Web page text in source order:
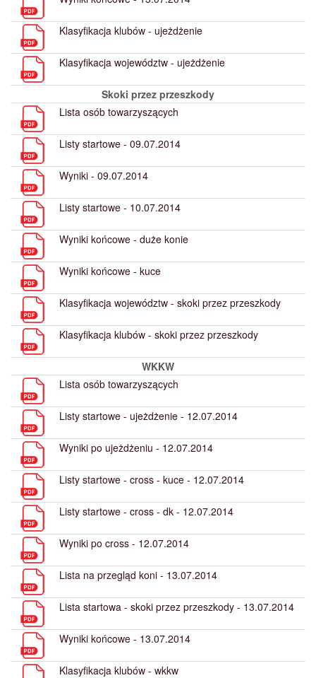
Klasyfikacja klubów - ujeżdżenie
Klasyfikacja województw - ujeżdżenie
Skoki przez przeszkody
Lista osób towarzyszących
Listy startowe - 09.07.2014
Wyniki - 09.07.2014
Listy startowe - 10.07.2014
Wyniki końcowe - duże konie
Wyniki końcowe - kuce
Klasyfikacja województw - skoki przez przeszkody
Klasyfikacja klubów - skoki przez przeszkody
WKKW
Lista osób towarzyszących
Listy startowe - ujeżdżenie - 12.07.2014
Wyniki po ujeżdżeniu - 12.07.2014
Listy startowe - cross - kuce - 12.07.2014
Listy startowe - cross - dk - 12.07.2014
Wyniki po cross - 12.07.2014
Lista na przegląd koni - 13.07.2014
Lista startowa - skoki przez przeszkody - 13.07.2014
Wyniki końcowe - 13.07.2014
Klasyfikacja klubów - wkkw